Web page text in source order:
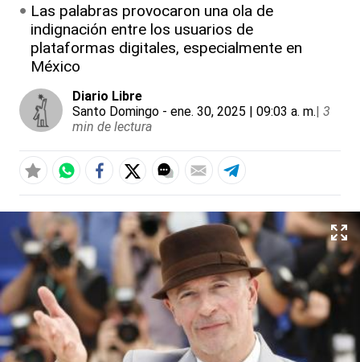
Las palabras provocaron una ola de
indignación entre los usuarios de
plataformas digitales, especialmente en
México
Diario Libre
Santo Domingo - ene. 30, 2025 | 09:03 a. m.| 3
min de lectura